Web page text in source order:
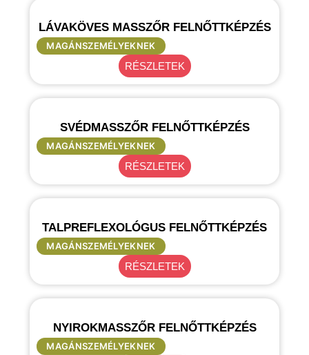
LÁVAKÖVES MASSZŐR FELNŐTTKÉPZÉS
MAGÁNSZEMÉLYEKNEK
RÉSZLETEK
SVÉDMASSZŐR FELNŐTTKÉPZÉS
MAGÁNSZEMÉLYEKNEK
RÉSZLETEK
TALPREFLEXOLÓGUS FELNŐTTKÉPZÉS
MAGÁNSZEMÉLYEKNEK
RÉSZLETEK
NYIROKMASSZŐR FELNŐTTKÉPZÉS
MAGÁNSZEMÉLYEKNEK